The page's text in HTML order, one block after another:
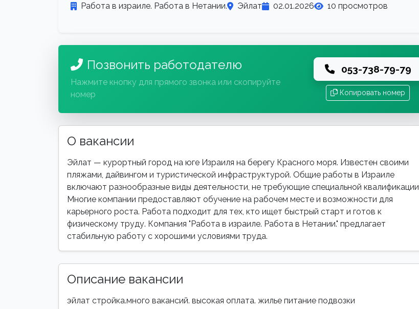
Работа в израиле. Работа в Нетании. Эйлат 02.01.2026 10 просмотров
Позвонить работодателю
Нажмите кнопку для прямого звонка или скопируйте
номер
053-738-79-79
Копировать номер
О вакансии
Эйлат — курортный город на юге Израиля на берегу Красного моря. Известен своими
пляжами, дайвингом и туристической инфраструктурой. Общие работы в Израиле
включают разнообразные виды деятельности, не требующие специальной
Многие компании предоставляют обучение на рабочем месте и возможности для
карьерного роста. Работа подходит для тех, кто ищет быстрый старт и готов к
физическому труду. Компания "Работа в израиле. Работа в Нетании." предлагает
стабильную работу с хорошими условиями труда.
Описание вакансии
эйлат стройка.много вакансий. высокая оплата. жилье питание подвозки